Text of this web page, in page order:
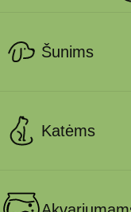
Šunims
Katėms